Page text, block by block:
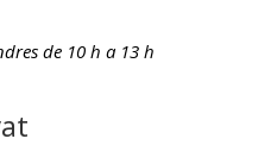
de 10 h a 13 h